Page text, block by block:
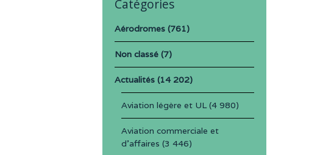
Catégories
Aérodromes(761)
Non classé(7)
Actualités(14 202)
Aviation légère et UL(4 980)
Aviation commerciale et
d'affaires (3 446)